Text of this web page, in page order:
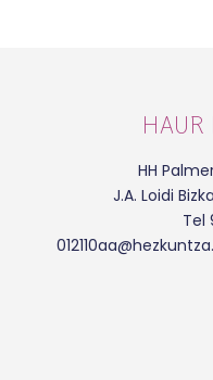
HAUR
HH
J.A. Loidi
Tel